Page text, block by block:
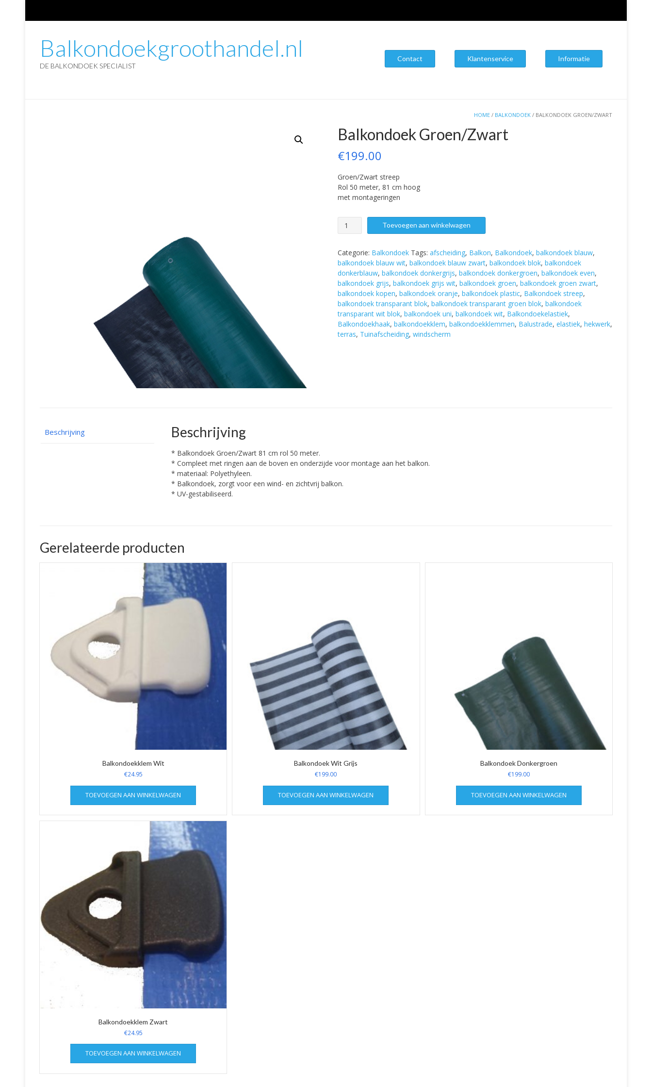
Balkondoekgroothandel.nl
DE BALKONDOEK SPECIALIST
Contact Klantenservice Informatie
HOME / BALKONDOEK / BALKONDOEK GROEN/ZWART
Balkondoek Groen/Zwart
€199.00
Groen/Zwart streep
Rol 50 meter, 81 cm hoog
met montageringen
Balkondoek
Groen/Zwart
Toevoegen aan winkelwagen
Categorie: Balkondoek Tags: afscheiding, Balkon, Balkondoek, balkondoek blauw,
balkondoek blauw wit, balkondoek blauw zwart, balkondoek blok, balkondoek
donkerblauw, balkondoek donkergrijs, balkondoek donkergroen, balkondoek even,
balkondoek grijs, balkondoek grijs wit, balkondoek groen, balkondoek groen zwart,
balkondoek kopen, balkondoek oranje, balkondoek plastic, Balkondoek streep,
balkondoek transparant blok, balkondoek transparant groen blok, balkondoek
transparant wit blok, balkondoek uni, balkondoek wit, Balkondoekelastiek,
Balkondoekhaak, balkondoekklem, balkondoekklemmen, Balustrade, elastiek, hekwerk,
terras, Tuinafscheiding, windscherm
Beschrijving Beschrijving
* Balkondoek Groen/Zwart 81 cm rol 50 meter.
* Compleet met ringen aan de boven en onderzijde voor montage aan het balkon.
* materiaal: Polyethyleen.
* Balkondoek, zorgt voor een wind- en zichtvrij balkon.
* UV-gestabiliseerd.
Gerelateerde producten
Balkondoekklem Wit
€24.95
TOEVOEGEN AAN WINKELWAGEN
Balkondoek Wit Grijs
€199.00
TOEVOEGEN AAN WINKELWAGEN
Balkondoek Donkergroen
€199.00
TOEVOEGEN AAN WINKELWAGEN
Balkondoekklem Zwart
€24.95
TOEVOEGEN AAN WINKELWAGEN